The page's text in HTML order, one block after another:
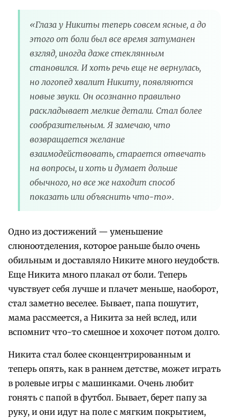
«Глаза у Никиты теперь совсем ясные, а до
этого от боли был все время затуманен
взгляд, иногда даже стеклянным
становился. И хоть речь еще не вернулась,
но логопед хвалит Никиту, появляются
новые звуки. Он осознанно правильно
раскладывает мелкие детали. Стал более
сообразительным. Я замечаю, что
возвращается желание
взаимодействовать, старается отвечать
на вопросы, и хоть и думает дольше
обычного, но все же находит способ
показать или объяснить что-то».
Одно из достижений — уменьшение
слюноотделения, которое раньше было очень
обильным и доставляло Никите много неудобств.
Еще Никита много плакал от боли. Теперь
чувствует себя лучше и плачет меньше, наоборот,
стал заметно веселее. Бывает, папа пошутит,
мама рассмеется, а Никита за ней вслед, или
вспомнит что-то смешное и хохочет потом долго.
Никита стал более сконцентрированным и
теперь опять, как в раннем детстве, может играть
в ролевые игры с машинками. Очень любит
гонять с папой в футбол. Бывает, берет папу за
руку, и они идут на поле с мягким покрытием,